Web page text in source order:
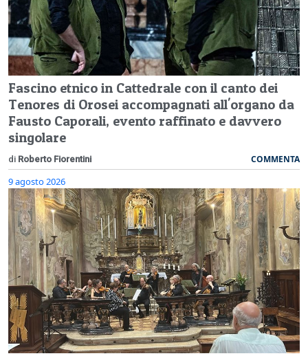
Fascino etnico in Cattedrale con il canto dei
Tenores di Orosei accompagnati all'organo da
Fausto Caporali, evento raffinato e davvero
singolare
di Roberto Fiorentini COMMENTA
9 agosto 2026